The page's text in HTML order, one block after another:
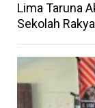
Lima Taruna
Sekolah